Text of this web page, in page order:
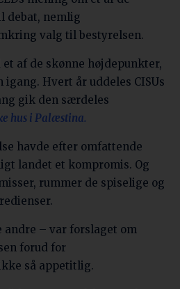
debat, nemlig
valg til bestyrelsen.
af de skønne højdepunkter,
Hvert år uddeles CISUs
gik den særdeles
hus i Palæstina.
havde efter omfattende
landet et kompromis. Og
rummer de spiselige og
andre – var forslaget om
forud for
så appetitlig.